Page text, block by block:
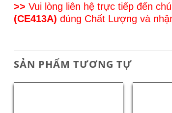
>> Vui lòng liên hệ trực tiếp đến
(CE413A) đúng Chất Lượng và
SẢN PHẨM TƯƠNG TỰ